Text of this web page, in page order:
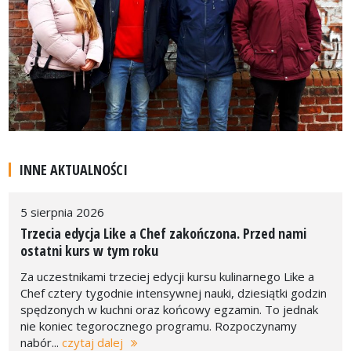
INNE AKTUALNOŚCI
5 sierpnia 2026
Trzecia edycja Like a Chef zakończona. Przed nami
ostatni kurs w tym roku
Za uczestnikami trzeciej edycji kursu kulinarnego Like a
Chef cztery tygodnie intensywnej nauki, dziesiątki godzin
spędzonych w kuchni oraz końcowy egzamin. To jednak
nie koniec tegorocznego programu. Rozpoczynamy
nabór...czytaj dalej